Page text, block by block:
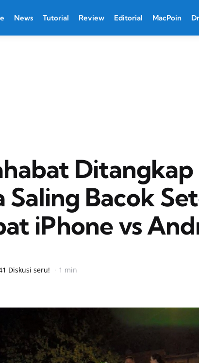
News Tutorial Review Editorial MacPoin
Ditangkap
Saling Bacok
iPhone vs
Diskusi seru! 1 min